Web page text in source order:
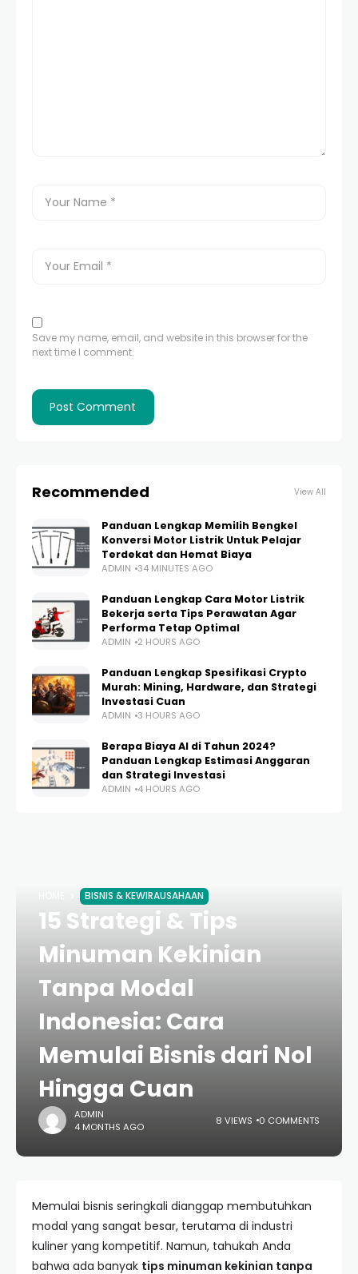
Save my name, email, and website in this browser for the
next time I comment.
Recommended View All
Panduan Lengkap Memilih Bengkel
Konversi Motor Listrik Untuk Pelajar
Terdekat dan Hemat Biaya
ADMIN 34 MINUTES AGO
Panduan Lengkap Cara Motor Listrik
Bekerja serta Tips Perawatan Agar
Performa Tetap Optimal
ADMIN 2 HOURS AGO
Panduan Lengkap Spesifikasi Crypto
Murah: Mining, Hardware, dan Strategi
Investasi Cuan
ADMIN 3 HOURS AGO
Berapa Biaya AI di Tahun 2024?
Panduan Lengkap Estimasi Anggaran
dan Strategi Investasi
ADMIN 4 HOURS AGO
BISNIS & KEWIRAUSAHAAN
15 Strategi & Tips
Minuman Kekinian
Tanpa Modal
Indonesia: Cara
Memulai Bisnis dari Nol
Hingga Cuan
ADMIN
4 MONTHS AGO
8 VIEWS 0 COMMENTS
Memulai bisnis seringkali dianggap membutuhkan
modal yang sangat besar, terutama di industri
kuliner yang kompetitif. Namun, tahukah Anda
bahwa ada banyak tips minuman kekinian tanpa